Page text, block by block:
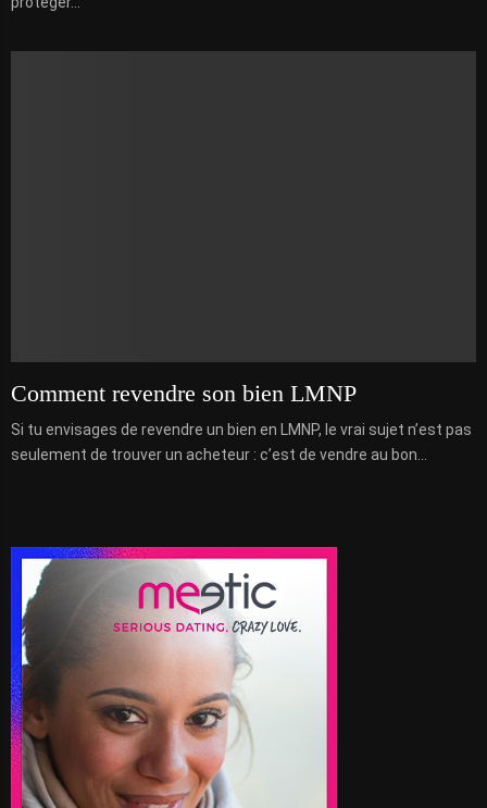
Comment revendre son bien LMNP
Si tu envisages de revendre un bien en LMNP, le vrai sujet n’est pas
seulement de trouver un acheteur : c’est de vendre au bon...